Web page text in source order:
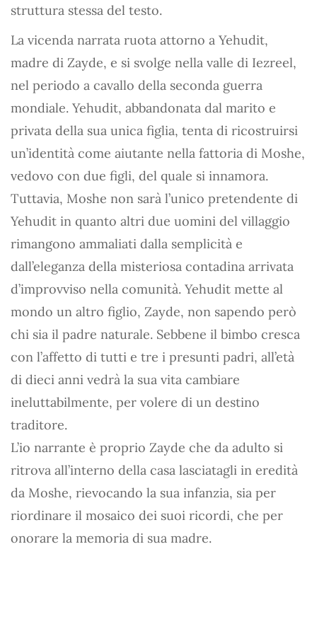
struttura stessa del testo.
La vicenda narrata ruota attorno a Yehudit,
madre di Zayde, e si svolge nella valle di Iezreel,
nel periodo a cavallo della seconda guerra
mondiale. Yehudit, abbandonata dal marito e
privata della sua unica figlia, tenta di ricostruirsi
un’identità come aiutante nella fattoria di Moshe,
vedovo con due figli, del quale si innamora.
Tuttavia, Moshe non sarà l’unico pretendente di
Yehudit in quanto altri due uomini del villaggio
rimangono ammaliati dalla semplicità e
dall’eleganza della misteriosa contadina arrivata
d’improvviso nella comunità. Yehudit mette al
mondo un altro figlio, Zayde, non sapendo però
chi sia il padre naturale. Sebbene il bimbo cresca
con l’affetto di tutti e tre i presunti padri, all’età
di dieci anni vedrà la sua vita cambiare
ineluttabilmente, per volere di un destino
traditore.
L’io narrante è proprio Zayde che da adulto si
ritrova all’interno della casa lasciatagli in eredità
da Moshe, rievocando la sua infanzia, sia per
riordinare il mosaico dei suoi ricordi, che per
onorare la memoria di sua madre.